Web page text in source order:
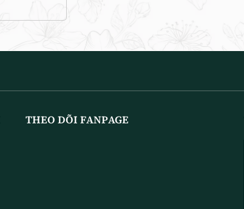
THEO DÕI FANPAGE